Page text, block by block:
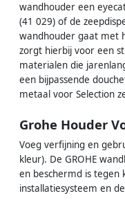
wandhouder een
(41 029) of de
wandhouder gaat met
zorgt hierbij voor een
materialen die
een bijpassende
metaal voor Selection
Grohe Houder
Voeg verfijning en
kleur). De GROHE
en beschermd is tegen
installatiesysteem en